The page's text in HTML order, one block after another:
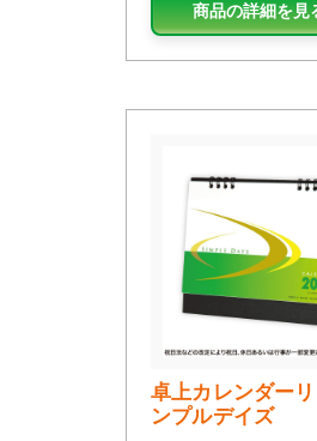
商品の詳細を見
卓上カレンダー
ンプルデイズ